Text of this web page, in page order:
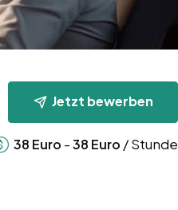
Jetzt bewerben
38 Euro -38 Euro / Stunde